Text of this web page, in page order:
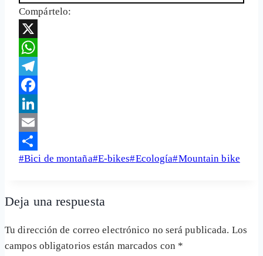
Compártelo:
X
WhatsApp
Telegram
Facebook
LinkedIn
Email
Share
Etiquetas
entrada:
#Bici de montaña#E-bikes#Ecología#Mountain bike
Deja una respuesta
Tu dirección de correo electrónico no será publicada. Los
campos obligatorios están marcados con *